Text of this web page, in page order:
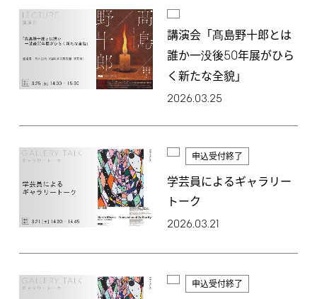
講演会「髙島野十郎とは
誰か一没後50年展がひら
く新たな全貌」
2026.03.25
申込受付終了
学芸員によるギャラリー
トーク
2026.03.21
申込受付終了